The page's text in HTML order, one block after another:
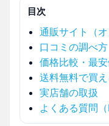
目次
通販サイト（オ
口コミの調べ方
価格比較・最
送料無料で買え
実店舗の取扱
よくある質問（